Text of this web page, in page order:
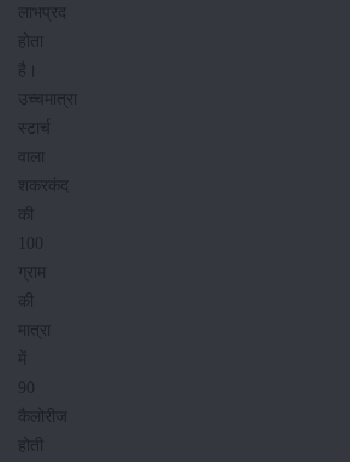
लाभप्रद
होता
है।
उच्चमात्रा
स्टार्च
वाला
शकरकंद
की
100
ग्राम
की
मात्रा
में
90
कैलोरीज
होती